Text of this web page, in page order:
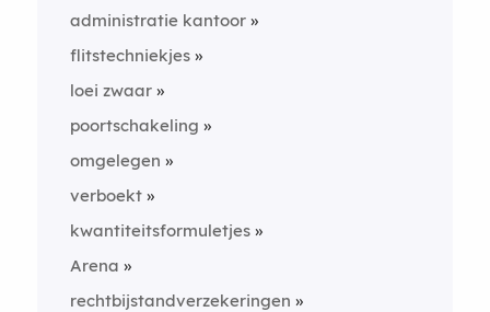
administratie kantoor
flitstechniekjes
loei zwaar
poortschakeling
omgelegen
verboekt
kwantiteitsformuletjes
Arena
rechtbijstandverzekeringen